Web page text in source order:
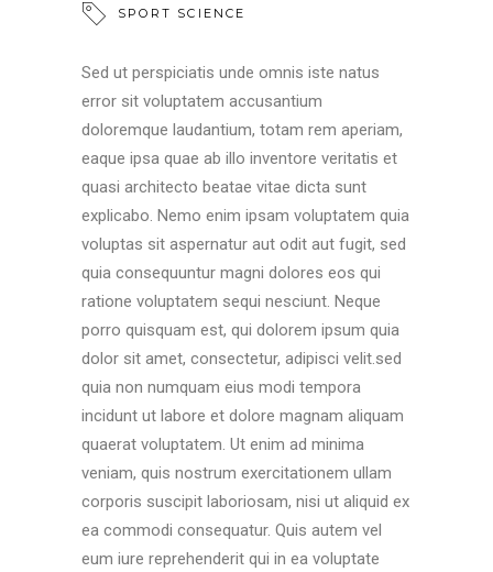
SPORT SCIENCE
Sed ut perspiciatis unde omnis iste natus
error sit voluptatem accusantium
doloremque laudantium, totam rem aperiam,
eaque ipsa quae ab illo inventore veritatis et
quasi architecto beatae vitae dicta sunt
explicabo. Nemo enim ipsam voluptatem quia
voluptas sit aspernatur aut odit aut fugit, sed
quia consequuntur magni dolores eos qui
ratione voluptatem sequi nesciunt. Neque
porro quisquam est, qui dolorem ipsum quia
dolor sit amet, consectetur, adipisci velit.sed
quia non numquam eius modi tempora
incidunt ut labore et dolore magnam aliquam
quaerat voluptatem. Ut enim ad minima
veniam, quis nostrum exercitationem ullam
corporis suscipit laboriosam, nisi ut aliquid ex
ea commodi consequatur. Quis autem vel
eum iure reprehenderit qui in ea voluptate